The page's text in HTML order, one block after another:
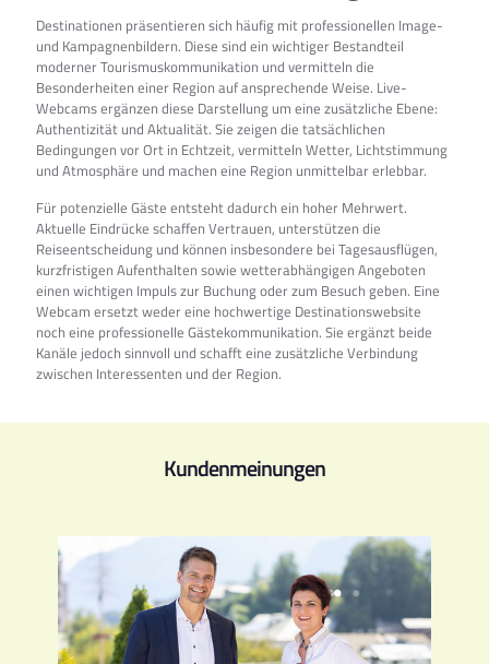
Destinationen präsentieren sich häufig mit professionellen Image-
und Kampagnenbildern. Diese sind ein wichtiger Bestandteil
moderner Tourismuskommunikation und vermitteln die
Besonderheiten einer Region auf ansprechende Weise. Live-
Webcams ergänzen diese Darstellung um eine zusätzliche Ebene:
Authentizität und Aktualität. Sie zeigen die tatsächlichen
Bedingungen vor Ort in Echtzeit, vermitteln Wetter, Lichtstimmung
und Atmosphäre und machen eine Region unmittelbar erlebbar.
Für potenzielle Gäste entsteht dadurch ein hoher Mehrwert.
Aktuelle Eindrücke schaffen Vertrauen, unterstützen die
Reiseentscheidung und können insbesondere bei Tagesausflügen,
kurzfristigen Aufenthalten sowie wetterabhängigen Angeboten
einen wichtigen Impuls zur Buchung oder zum Besuch geben. Eine
Webcam ersetzt weder eine hochwertige Destinationswebsite
noch eine professionelle Gästekommunikation. Sie ergänzt beide
Kanäle jedoch sinnvoll und schafft eine zusätzliche Verbindung
zwischen Interessenten und der Region.
Kundenmeinungen